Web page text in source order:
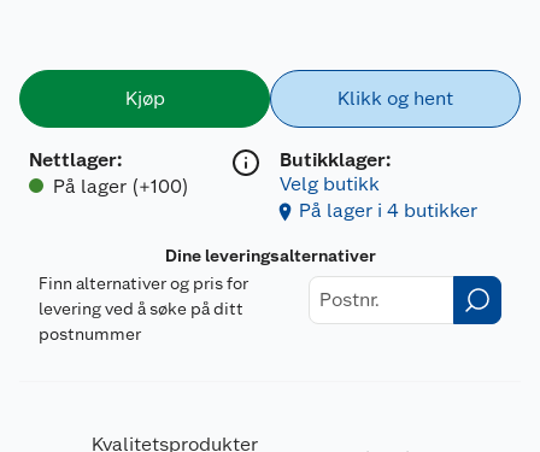
Kjøp
Nettlager:
På lager (+100)
Klikk og hent
Butikklager:
Velg butikk
På lager i 4 butikker
Dine leveringsalternativer
Finn alternativer og pris for
levering ved å søke på ditt
postnummer
Kvalitetsprodukter